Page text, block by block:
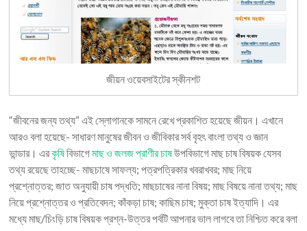
জীয়ন ওয়েবসাইটের স্কীনশট
“জীবনের জন্য তথ্য” এই স্লোগানকে সামনে রেখে প্রকাশিত হয়েছে জীয়ন। এখানে
আরও বলা হয়েছে- সাধারণ মানুষের জীবন ও জীবিকার সর্ব বৃহৎ বাংলা তথ্য ও জ্ঞান
ভান্ডার। এরকৃষিবিভাগেমাছ ও জলজ প্রাণীর চাষউপবিভাগে মাছ চাষ বিষয়ক যেসব
তথ্য রয়েছে তাহচ্ছে- মাছচাষে সাফল্য; পত্রপত্রিকার খবরাখবর; মাছ নিয়ে
প্রশ্নোত্তর; জাত অনুযায়ী চাষ পদ্ধতি; মাছচাষের নানা বিষয়; মাছ বিষয়ে নানা তথ্য; মাছ
নিয়ে প্রশ্নোত্তর ও প্রতিবেদন; কাঁকড়া চাষ; কাছিম চাষ; মুক্তা চাষ ইত্যাদি। এর
মধ্যে মাছ/চিংড়ি চাষ বিষয়ক প্রশ্ন-উত্তর পর্বটি আপনার ভাল লাগবে তা নিশ্চিত করে বলা